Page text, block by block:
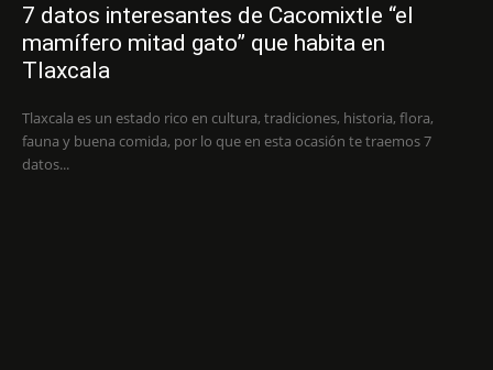
7 datos interesantes de Cacomixtle “el
mamífero mitad gato” que habita en
Tlaxcala
Tlaxcala es un estado rico en cultura, tradiciones, historia, flora,
fauna y buena comida, por lo que en esta ocasión te traemos 7
datos...